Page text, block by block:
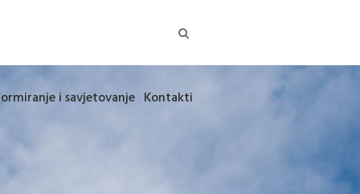
i savjetovanje Kontakti